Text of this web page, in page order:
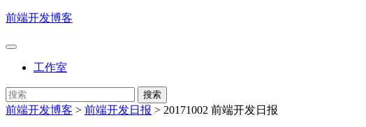
前端开发博客
工作室
前端开发博客 > 前端开发日报 > 20171002 前端开发日报